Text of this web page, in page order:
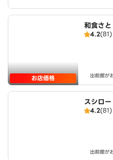
お店価格
和食さ
4.2(81)
出前館が
スシロ
4.2(81)
出前館が